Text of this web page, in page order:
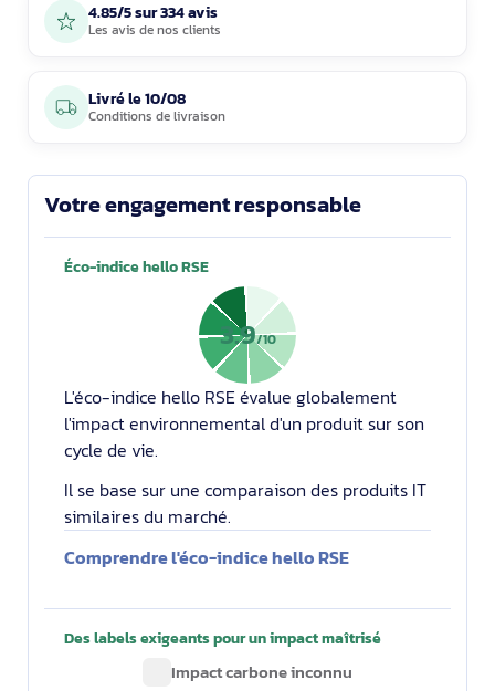
4.85/5 sur 334 avis
Les avis de nos clients
Livré le10/08
Conditions de livraison
Votre engagement responsable
Éco-indice hello RSE
3.9/10
L'éco-indice hello RSE évalue globalement
l'impact environnemental d'un produit sur son
cycle de vie.
Il se base sur une comparaison des produits IT
similaires du marché.
Comprendre l'éco-indice hello RSE
Des labels exigeants pour un impact maîtrisé
Impact carbone inconnu